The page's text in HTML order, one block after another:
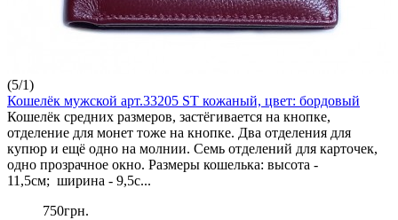
(5/1)
Кошелёк мужской арт.33205 ST кожаный, цвет: бордовый
Кошелёк средних размеров, застёгивается на кнопке,
отделение для монет тоже на кнопке. Два отделения для
купюр и ещё одно на молнии. Семь отделений для карточек,
одно прозрачное окно. Размеры кошелька: высота -
11,5см; ширина - 9,5с...
750грн.